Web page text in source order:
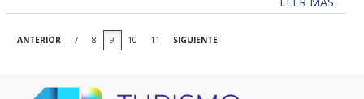
ANTERIOR 7 8 9 10 11 SIGUIENTE